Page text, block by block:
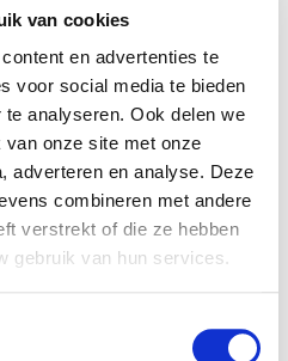
van cookies
en advertenties te
voor social media te bieden
analyseren. Ook delen we
onze site met onze
adverteren en analyse. Deze
combineren met andere
verstrekt of die ze hebben
gebruik van hun services.
jaar elke maand contact
voor vertrouwen en
exact twee jaar na de
te werken volgens een
daarna 50% en
ik vandaag nog steeds
cruciaal om mijn
terug te vinden. Niet
hersenen moesten
iemand anders ingevuld,